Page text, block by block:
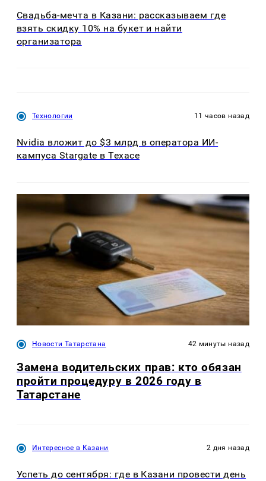
Свадьба-мечта в Казани: рассказываем где
взять скидку 10% на букет и найти
организатора
Технологии 11 часов назад
Nvidia вложит до $3 млрд в оператора ИИ-
кампуса Stargate в Техасе
Новости Татарстана 42 минуты назад
Замена водительских прав: кто обязан
пройти процедуру в 2026 году в
Татарстане
Интересное в Казани 2 дня назад
Успеть до сентября: где в Казани провести день